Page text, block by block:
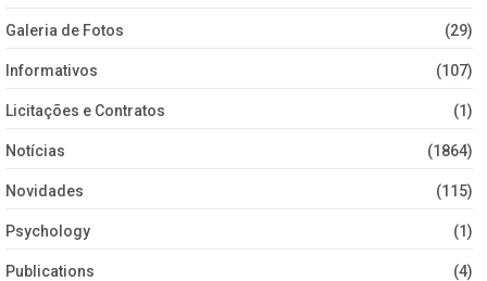
Galeria de Fotos (29)
Informativos (107)
Licitações e Contratos (1)
Notícias (1864)
Novidades (115)
Psychology (1)
Publications (4)